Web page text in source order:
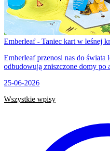
Emberleaf - Taniec kart w leśnej
Emberleaf przenosi nas do świata
odbudowują zniszczone domy po
25-06-2026
Wszystkie wpisy